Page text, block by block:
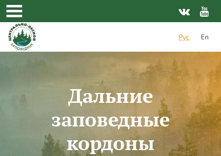
Перейти к основному содержанию
Рус
En
Дальние
заповедные
кордоны